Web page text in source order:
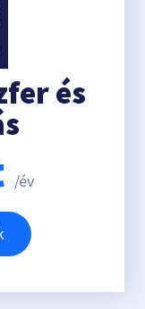
és
/év